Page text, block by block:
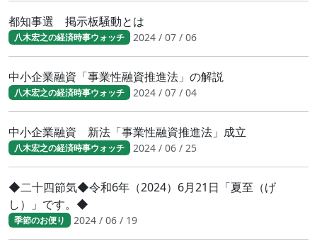
都知事選 掲示板騒動とは
八木宏之の経済時事ウォッチ 2024 / 07 / 06
中小企業融資「事業性融資推進法」の解説
八木宏之の経済時事ウォッチ 2024 / 07 / 04
中小企業融資 新法「事業性融資推進法」成立
八木宏之の経済時事ウォッチ 2024 / 06 / 25
◆二十四節気◆令和6年（2024）6月21日「夏至（げ
し）」です。◆
季節のお便り 2024 / 06 / 19